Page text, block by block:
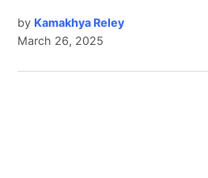
by Kamakhya Reley
March 26, 2025